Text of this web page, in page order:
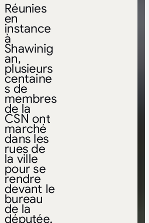
Réunies
en
instance
à
Shawinig
an,
plusieurs
centaine
s de
membres
de la
CSN ont
marché
dans les
rues de
la ville
pour se
rendre
devant le
bureau
de la
députée.